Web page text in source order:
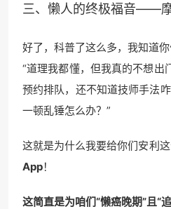
三、懒人的终极福音——
好了，科普了这么多，我知道你
“道理我都懂，但我真的不想出
预约排队，还不知道技师手法
一顿乱锤怎么办？”
这就是为什么我要给你们安利
App！
这简直是为咱们“懒癌晚期”且“